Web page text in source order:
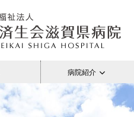
病院紹介